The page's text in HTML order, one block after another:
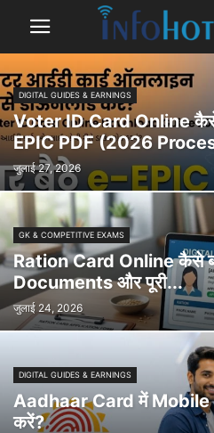
DIGITAL GUIDES & EARNINGS
Voter ID Card Online
EPIC PDF (2026
जुलाई 27, 2026
GK & COMPETITIVE EXAMS
Ration Card Online कैसे
Documents और पूरी...
जुलाई 24, 2026
DIGITAL GUIDES & EARNINGS
Aadhaar Card में
करें?